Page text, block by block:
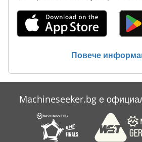
Повече
Machineseeker.bg е